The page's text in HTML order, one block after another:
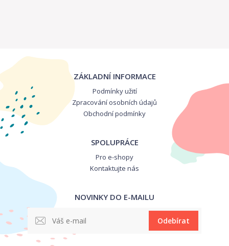
ZÁKLADNÍ INFORMACE
Podmínky užití
Zpracování osobních údajů
Obchodní podmínky
SPOLUPRÁCE
Pro e-shopy
Kontaktujte nás
NOVINKY DO E-MAILU
Odebírat